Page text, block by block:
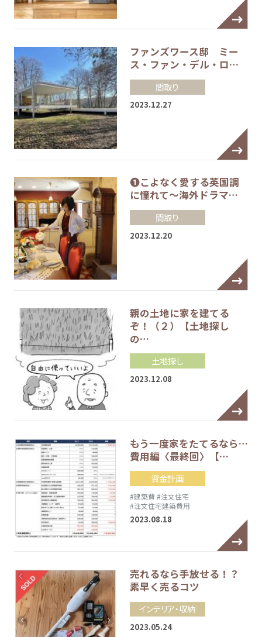
ファンズワース邸 ミー
ス・ファン・デル・ロ…
間取り
2023.12.27
❶こよなく愛する英国調
に憧れて～海外ドラマ…
間取り
2023.12.20
親の土地に家を建てる
ぞ！（２）【土地探し
の…
土地探し
2023.12.08
もう一度家をたてるなら…
費用編〈最終回〉【…
資金計画
#建築費 #注文住宅
#注文住宅建築費用
2023.08.18
売れるなら手放せる！？
素早く売るコツ
インテリア・収納
2023.05.24